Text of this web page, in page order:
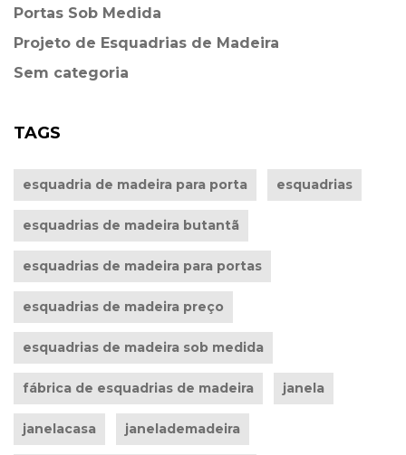
Portas Sob Medida
Projeto de Esquadrias de Madeira
Sem categoria
TAGS
esquadria de madeira para porta esquadrias
esquadrias de madeira butantã
esquadrias de madeira para portas
esquadrias de madeira preço
esquadrias de madeira sob medida
fábrica de esquadrias de madeira janela
janelacasa janelademadeira